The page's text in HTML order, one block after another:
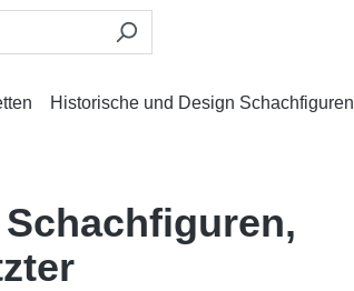
Historische und Design Schachfiguren